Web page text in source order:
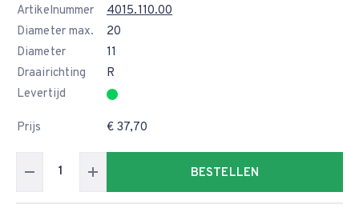
Artikelnummer
4015.110.00
Diameter max.
20
Diameter
11
Draairichting
R
Levertijd
Prijs € 37,70
BESTELLEN